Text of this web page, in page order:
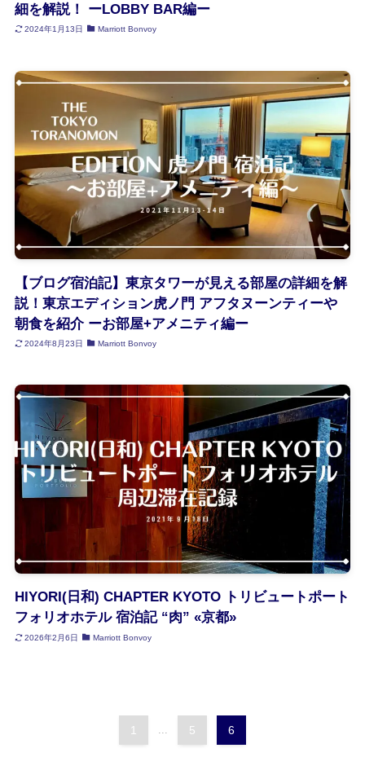
細を解説！ ーLOBBY BAR編ー
2024年1月13日 Marriott Bonvoy
【ブログ宿泊記】東京タワーが見える部屋の詳細を解
説！東京エディション虎ノ門 アフタヌーンティーや
朝食を紹介 ーお部屋+アメニティ編ー
2024年8月23日 Marriott Bonvoy
HIYORI(日和) CHAPTER KYOTO トリビュートポート
フォリオホテル 宿泊記 “肉” «京都»
2026年2月6日 Marriott Bonvoy
1 ... 5 6